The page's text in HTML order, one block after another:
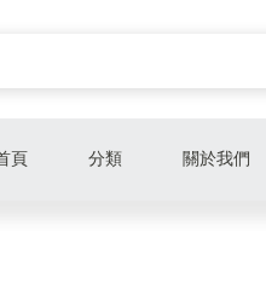
頁 分類 關於我們